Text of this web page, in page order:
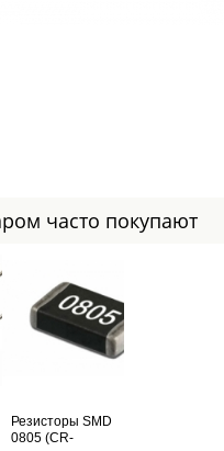
часто покупают
Резисторы SMD
0805 (CR-